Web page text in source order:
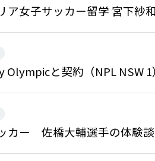
ア女子サッカー留学 宮下紗
Olympicと契約（NPL NSW
カー 佐橋大輔選手の体験談